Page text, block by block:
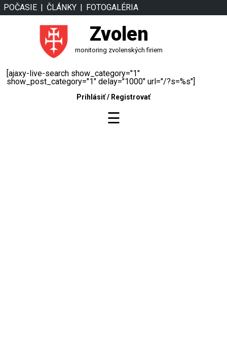
POČASIE ČLÁNKY FOTOGALÉRIA
Zvolen
monitoring zvolenských firiem
[ajaxy-live-search show_category="1"
show_post_category="1" delay="1000" url="/?s=%s"]
Prihlásiť/ Registrovať
☰